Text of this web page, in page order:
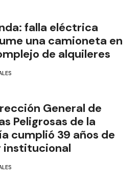
falla eléctrica
una camioneta en
de alquileres
General de
Peligrosas de la
cumplió 39 años de
institucional